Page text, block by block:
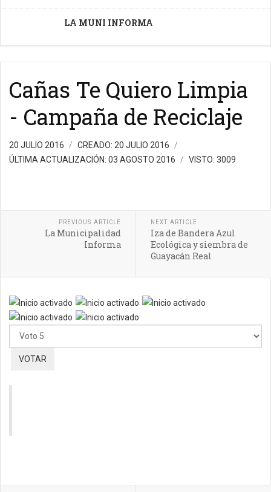
LA MUNI INFORMA
Cañas Te Quiero Limpia
- Campaña de Reciclaje
20 JULIO 2016
CREADO: 20 JULIO 2016
ÚLTIMA ACTUALIZACIÓN: 03 AGOSTO 2016
VISTO: 3009
PREVIOUS ARTICLE
La Municipalidad
Informa
NEXT ARTICLE
Iza de Bandera Azul
Ecológica y siembra de
Guayacán Real
Ratio:5 /5
vote